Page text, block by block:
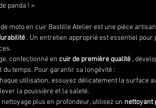
panda ! »
moto en cuir Bastille Atelier est une pièce
. Un entretien approprié est essentiel pour
confectionné en cuir de première qualité ,
du temps. Pour garantir sa longévité :
utilisation, essuyez délicatement la surface
la poussière et la saleté.
nettoyage plus en profondeur, utilisez un nettoyant